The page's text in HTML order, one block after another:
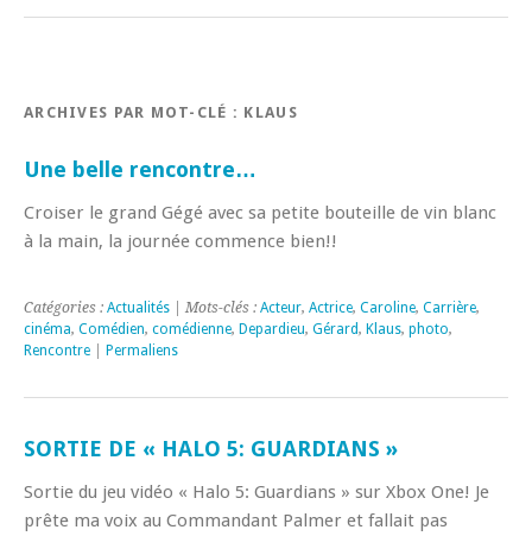
ARCHIVES PAR MOT-CLÉ : KLAUS
Une belle rencontre…
Croiser le grand Gégé avec sa petite bouteille de vin blanc
à la main, la journée commence bien!!
Catégories : Actualités | Mots-clés : Acteur, Actrice, Caroline, Carrière,
cinéma, Comédien, comédienne, Depardieu, Gérard, Klaus, photo,
Rencontre
Permaliens
SORTIE DE « HALO 5: GUARDIANS »
Sortie du jeu vidéo « Halo 5: Guardians » sur Xbox One! Je
prête ma voix au Commandant Palmer et fallait pas